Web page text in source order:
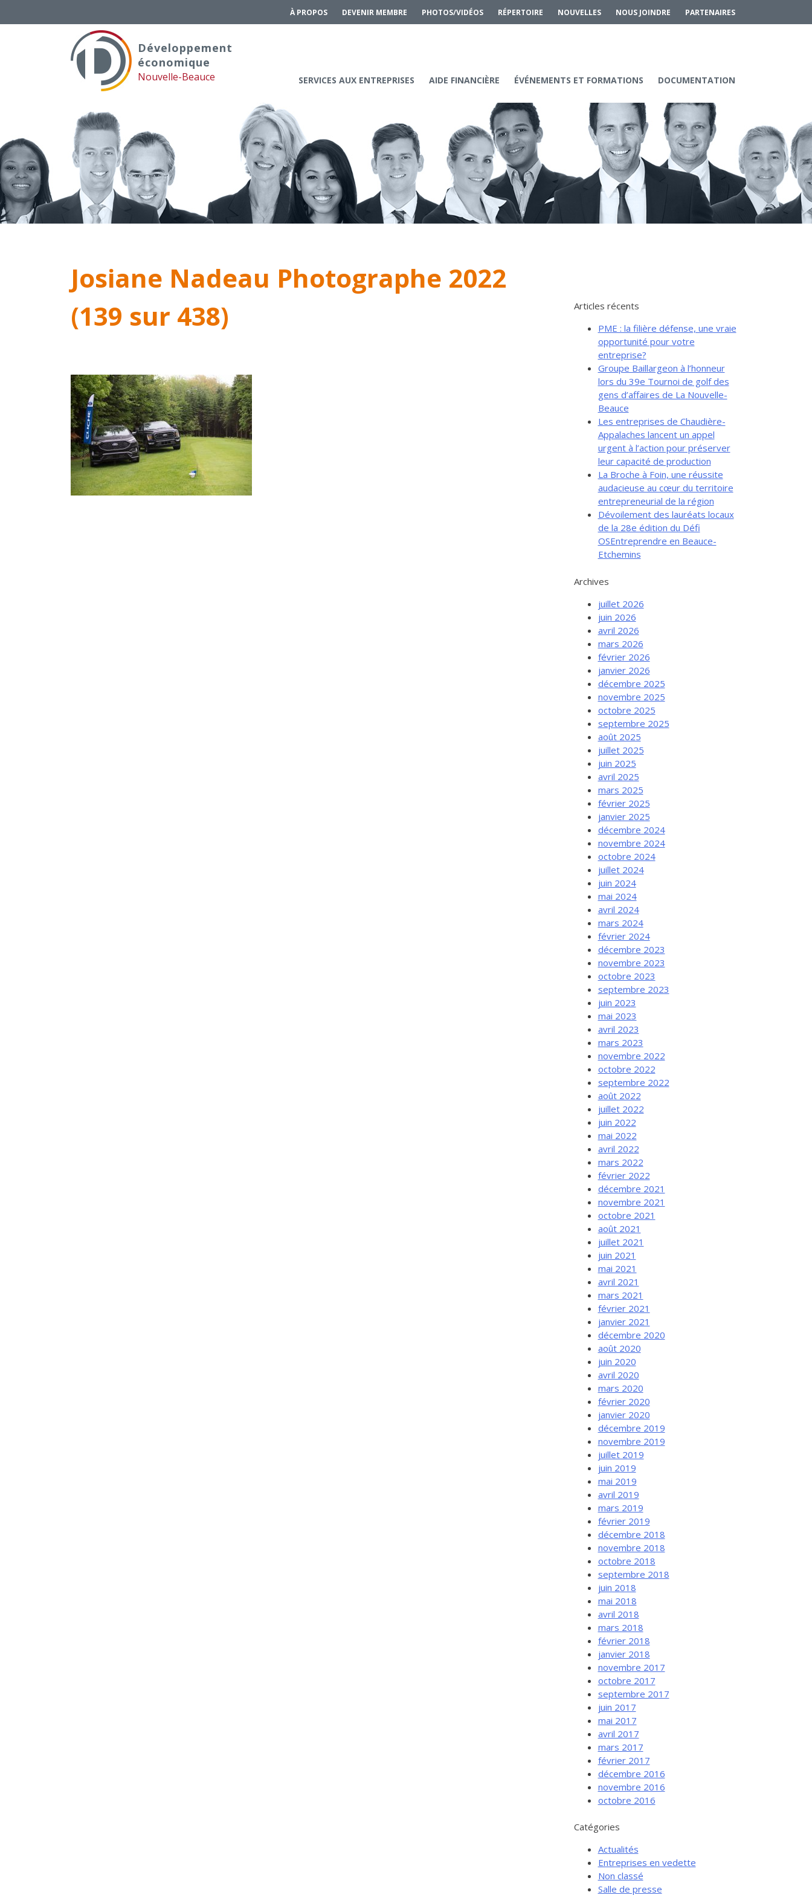
Services aux entreprises
Innovation / Productivité
Investir en Nouvelle-Beauce
Services-conseils – démarrage
À PROPOS DEVENIR MEMBRE PHOTOS/VIDÉOS RÉPERTOIRE NOUVELLES NOUS JOINDRE PARTENAIRES
Développement
économique
Nouvelle-Beauce SERVICES AUX ENTREPRISES AIDE FINANCIÈRE ÉVÉNEMENTS ET FORMATIONS DOCUMENTATION
Josiane Nadeau Photographe 2022
(139 sur 438)
Articles récents
PME : la filière défense, une vraie
opportunité pour votre
entreprise?
Groupe Baillargeon à l’honneur
lors du 39e Tournoi de golf des
gens d’affaires de La Nouvelle-
Beauce
Les entreprises de Chaudière-
Appalaches lancent un appel
urgent à l’action pour préserver
leur capacité de production
La Broche à Foin, une réussite
audacieuse au cœur du territoire
entrepreneurial de la région
Dévoilement des lauréats locaux
de la 28e édition du Défi
OSEntreprendre en Beauce-
Etchemins
Archives
juillet 2026
juin 2026
avril 2026
mars 2026
février 2026
janvier 2026
décembre 2025
novembre 2025
octobre 2025
septembre 2025
août 2025
juillet 2025
juin 2025
avril 2025
mars 2025
février 2025
janvier 2025
décembre 2024
novembre 2024
octobre 2024
juillet 2024
juin 2024
mai 2024
avril 2024
mars 2024
février 2024
décembre 2023
novembre 2023
octobre 2023
septembre 2023
juin 2023
mai 2023
avril 2023
mars 2023
novembre 2022
octobre 2022
septembre 2022
août 2022
juillet 2022
juin 2022
mai 2022
avril 2022
mars 2022
février 2022
décembre 2021
novembre 2021
octobre 2021
août 2021
juillet 2021
juin 2021
mai 2021
avril 2021
mars 2021
février 2021
janvier 2021
décembre 2020
août 2020
juin 2020
avril 2020
mars 2020
février 2020
janvier 2020
décembre 2019
novembre 2019
juillet 2019
juin 2019
mai 2019
avril 2019
mars 2019
février 2019
décembre 2018
novembre 2018
octobre 2018
septembre 2018
juin 2018
mai 2018
avril 2018
mars 2018
février 2018
janvier 2018
novembre 2017
octobre 2017
septembre 2017
juin 2017
mai 2017
avril 2017
mars 2017
février 2017
décembre 2016
novembre 2016
octobre 2016
Catégories
Actualités
Entreprises en vedette
Non classé
Salle de presse